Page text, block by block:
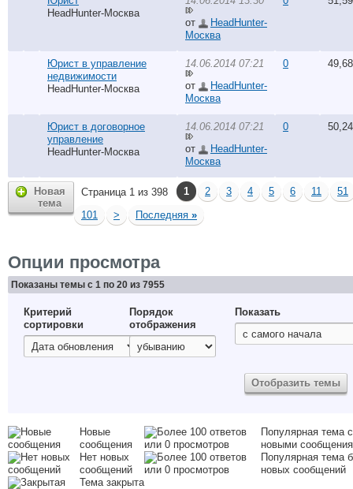
HeadHunter-Москва
от
HeadHunter-
Москва
Юрист в управление
недвижимости
HeadHunter-Москва
14.06.2014 07:21
от
HeadHunter-
Москва
0
Юрист в договорное
управление
HeadHunter-Москва
14.06.2014 07:21
от
HeadHunter-
Москва
0
Новая
тема
Страница 1 из 398 1 2 3 4 5 6 11
51
101
> Последняя »
Опции просмотра
Показаны темы с 1 по 20 из 7955
Критерий
сортировки
Порядок
отображения
Показать
Новые
сообщения
Популярная тема с
новыми
Нет новых
сообщений
Популярная тема
новых сообщений
Тема закрыта